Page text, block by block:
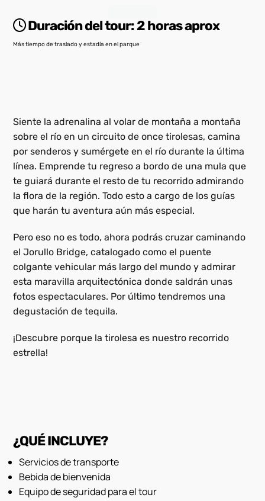
Duración del tour:2 horas aprox
Más tiempo de traslado y estadía en el parque
Siente la adrenalina al volar de montaña a montaña
sobre el río en un circuito de once tirolesas, camina
por senderos y sumérgete en el río durante la última
línea. Emprende tu regreso a bordo de una mula que
te guiará durante el resto de tu recorrido admirando
la flora de la región. Todo esto a cargo de los guías
que harán tu aventura aún más especial.
Pero eso no es todo, ahora podrás cruzar caminando
el Jorullo Bridge, catalogado como el puente
colgante vehicular más largo del mundo y admirar
esta maravilla arquitectónica donde saldrán unas
fotos espectaculares. Por último tendremos una
degustación de tequila.
¡Descubre porque la tirolesa es nuestro recorrido
estrella!
¿QUÉ INCLUYE?
Servicios de transporte
Bebida de bienvenida
Equipo de seguridad para el tour